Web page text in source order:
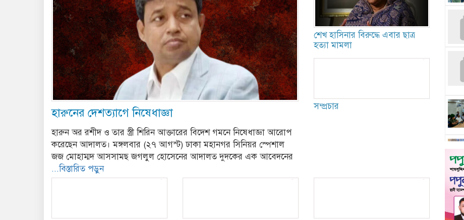
হারুনের দেশত্যাগে নিষেধাজ্ঞা
হারুন অর রশীদ ও তার স্ত্রী শিরিন আক্তারের বিদেশ গমনে নিষেধাজ্ঞা আরোপ
করেছেন আদালত। মঙ্গলবার (২৭ আগস্ট) ঢাকা মহানগর সিনিয়র স্পেশাল
জজ মোহাম্মদ আসসামছ জগলুল হোসেনের আদালত দুদকের এক আবেদনের
...বিস্তারিত পড়ুন
শেখ হাসিনার বিরুদ্ধে এবার ছাত্র
হত্যা মামলা
সম্প্রচার